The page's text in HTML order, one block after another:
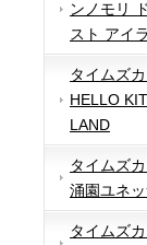
ンノモリ
スト アイ
タイムズカ
HELLO
LAND
タイムズ
涌園ユネ
タイムズ